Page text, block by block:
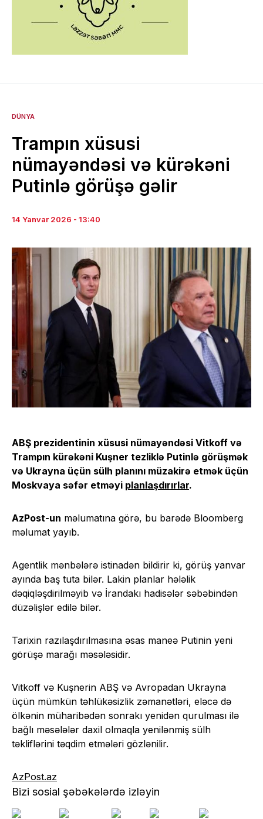
DÜNYA
Trampın xüsusi
nümayəndəsi və kürəkəni
Putinlə görüşə gəlir
14 Yanvar 2026 - 13:40
ABŞ prezidentinin xüsusi nümayəndəsi Vitkoff və
Trampın kürəkəni Kuşner tezliklə Putinlə görüşmək
və Ukrayna üçün sülh planını müzakirə etmək üçün
Moskvaya səfər etməyi planlaşdırırlar.
AzPost-un məlumatına görə, bu barədə Bloomberg
məlumat yayıb.
Agentlik mənbələrə istinadən bildirir ki, görüş yanvar
ayında baş tuta bilər. Lakin planlar hələlik
dəqiqləşdirilməyib və İrandakı hadisələr səbəbindən
düzəlişlər edilə bilər.
Tarixin razılaşdırılmasına əsas maneə Putinin yeni
görüşə marağı məsələsidir.
Vitkoff və Kuşnerin ABŞ və Avropadan Ukrayna
üçün mümkün təhlükəsizlik zəmanətləri, eləcə də
ölkənin müharibədən sonrakı yenidən qurulması ilə
bağlı məsələlər daxil olmaqla yenilənmiş sülh
təkliflərini təqdim etmələri gözlənilir.
AzPost.az
Bizi sosial şəbəkələrdə izləyin